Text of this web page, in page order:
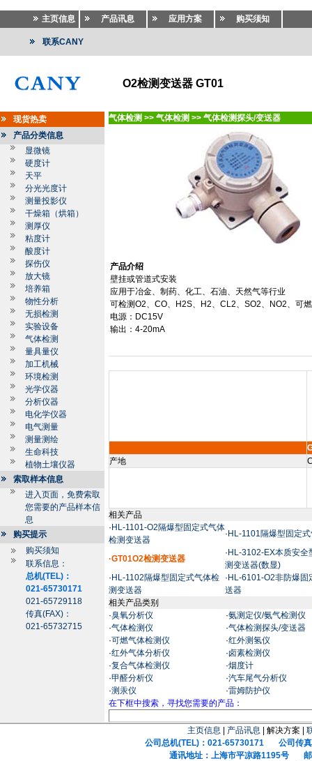
主页信息 产品讯息 应用方案 购买须知
联系CANY
O2检测变送器 GT01
现货热卖
产品分类信息
显微镜
硬度计
天平
分光光度计
测量投影仪
干燥箱（烘箱）
测厚仪
粘度计
酸度计
探伤仪
放大镜
培养箱
物性分析
无损检测
实验设备
气体检测
量具量仪
加工机械
环境检测
光学仪器
分析仪器
电化学仪器
电气测量
测量测绘
生命科技
植物土壤仪器
索取样本信息
进入页面，免费索取
您需要的产品样本信
息
购买提示
购买须知
联系信息：
总机(TEL)：
021-65730171
021-65729118
传真(FAX)：
021-65732715
气体检测 >> 气体检测 >> 气体检测探头/变送器
产品介绍
壁挂或管道式安装
应用于冶金、制药、化工、石油、天然气等行业
可检测O2、 CO、 H2S、 H2、 CL2、 SO2、 NO2、可
电源： DC15V
输出： 4-20mA
产地
相关产品
· HL-1101-O2隔爆型固定式气体
检测变送器
· HL-1101隔爆型固定
·GT01O2检测变送器
· HL-3102-EX本质安全
测变送器(数显)
· HL-1102隔爆型固定式气体检
测变送器
· HL-6101-O2非防爆固
送器
相关产品类别
·臭氧分析仪 ·氨测定仪/氨气检测仪
·气体检测仪 ·气体检测探头/变送器
·可燃气体检测仪 ·红外测氢仪
·红外气体分析仪 ·卤素检测仪
·复合气体检测仪 ·烟度计
·甲醛分析仪 ·汽车尾气分析仪
·测汞仪 ·雷姆防护仪
在下框中搜索，寻找您需要的产品：
主页信息 产品讯息 | 解决方案 |
公司总机(TEL)：021-65730171 公司传真
通讯地址：上海市平凉路1195号 邮